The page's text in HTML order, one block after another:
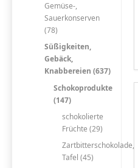
Gemüse-,
Sauerkonserven
(78)
Süßigkeiten,
Gebäck,
Knabbereien (637)
Schokoprodukte
(147)
schokolierte
Früchte (29)
Zartbitterschokolade,
Tafel (45)